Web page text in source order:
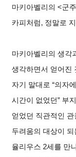
마키아벨리의 <군
카피처럼, 정말로
마키아벨리의 생각
생각하면서 얻어진
자기 말대로 “의자
시간이 없었던” 부
얻었던 직관적인
두려움의 대상이
율리우스 2세를 만